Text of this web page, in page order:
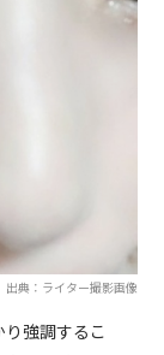
出典：ライター撮影画像
強調するこ